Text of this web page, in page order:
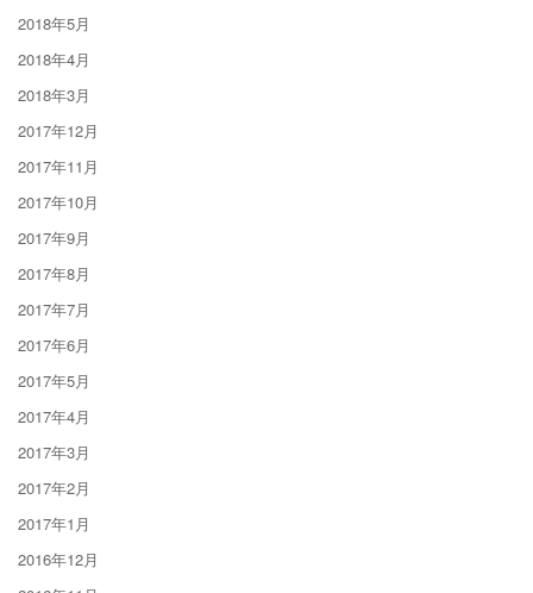
2018年5月
2018年4月
2018年3月
2017年12月
2017年11月
2017年10月
2017年9月
2017年8月
2017年7月
2017年6月
2017年5月
2017年4月
2017年3月
2017年2月
2017年1月
2016年12月